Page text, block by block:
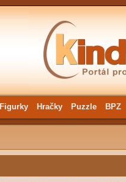
Figurky Hračky Puzzle BPZ